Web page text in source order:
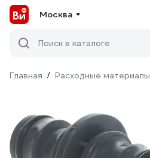
Москва
Поиск в каталоге
Главная / Расходные материалы